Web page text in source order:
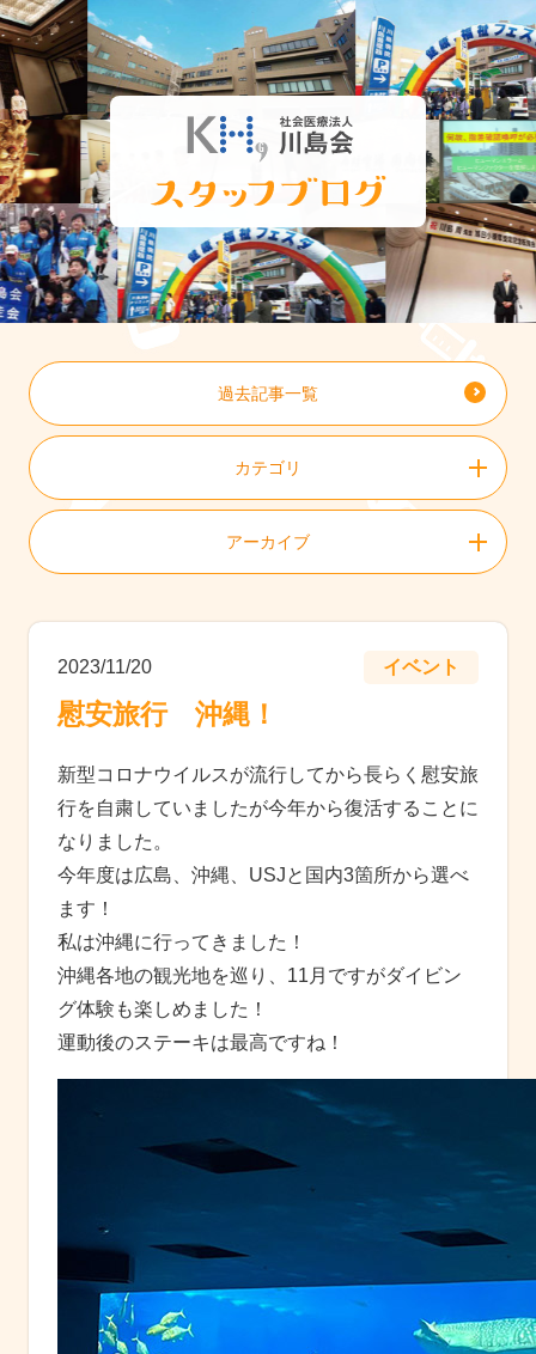
過去記事一覧
カテゴリ
アーカイブ
イベント
2023/11/20
慰安旅行 沖縄！
新型コロナウイルスが流行してから長らく慰安旅
行を自粛していましたが今年から復活することに
なりました。
今年度は広島、沖縄、USJと国内3箇所から選べ
ます！
私は沖縄に行ってきました！
沖縄各地の観光地を巡り、11月ですがダイビン
グ体験も楽しめました！
運動後のステーキは最高ですね！